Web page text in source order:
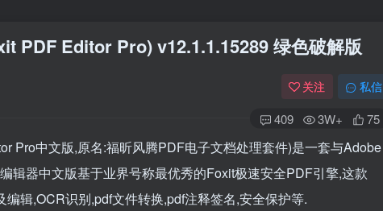
PDF Editor Pro) v12.1.1.15289 绿色破解版
关注 私信
409 3W+ 75
Pro中文版,原名:福昕风腾PDF电子文档处理套件)是一套与Adobe
辑器中文版基于业界号称最优秀的Foxit极速安全PDF引擎,这款
辑,OCR识别,pdf文件转换,pdf注释签名,安全保护等.